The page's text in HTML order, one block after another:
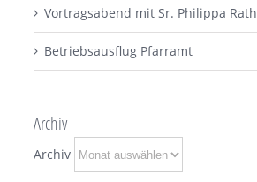
Vortragsabend mit Sr. Philippa Rath
Betriebsausflug Pfarramt
Archiv
Archiv